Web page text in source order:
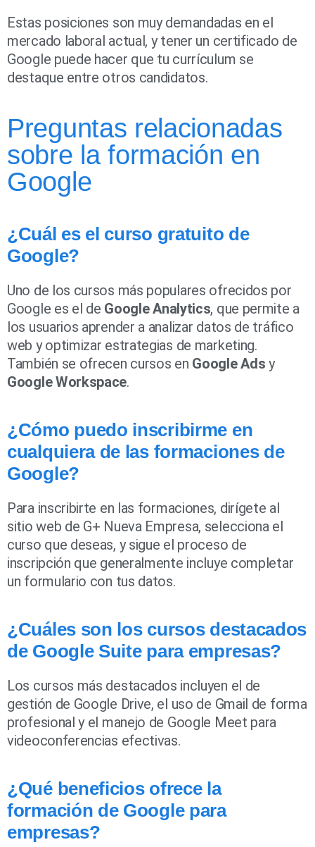
Estas posiciones son muy demandadas en el
mercado laboral actual, y tener un certificado de
Google puede hacer que tu currículum se
destaque entre otros candidatos.
Preguntas relacionadas
sobre la formación en
Google
¿Cuál es el curso gratuito de
Google?
Uno de los cursos más populares ofrecidos por
Google es el de Google Analytics, que permite a
los usuarios aprender a analizar datos de tráfico
web y optimizar estrategias de marketing.
También se ofrecen cursos en Google Ads y
Google Workspace.
¿Cómo puedo inscribirme en
cualquiera de las formaciones de
Google?
Para inscribirte en las formaciones, dirígete al
sitio web de G+ Nueva Empresa, selecciona el
curso que deseas, y sigue el proceso de
inscripción que generalmente incluye completar
un formulario con tus datos.
¿Cuáles son los cursos destacados
de Google Suite para empresas?
Los cursos más destacados incluyen el de
gestión de Google Drive, el uso de Gmail de forma
profesional y el manejo de Google Meet para
videoconferencias efectivas.
¿Qué beneficios ofrece la
formación de Google para
empresas?